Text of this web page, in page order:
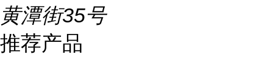
黄潭街35号
推荐产品